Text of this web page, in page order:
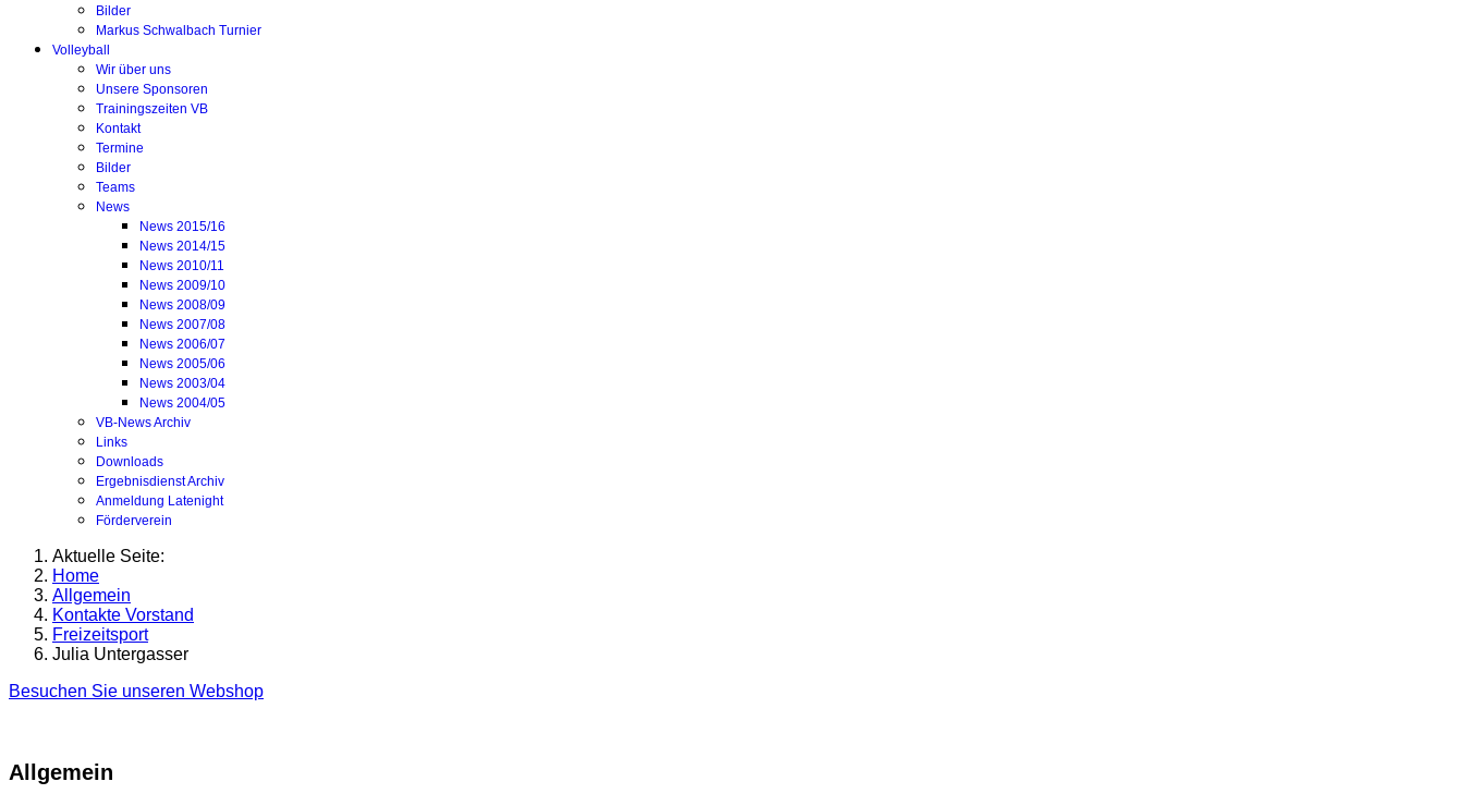
Bilder
Markus Schwalbach Turnier
Volleyball
Wir über uns
Unsere Sponsoren
Trainingszeiten VB
Kontakt
Termine
Bilder
Teams
News
News 2015/16
News 2014/15
News 2010/11
News 2009/10
News 2008/09
News 2007/08
News 2006/07
News 2005/06
News 2003/04
News 2004/05
VB-News Archiv
Links
Downloads
Ergebnisdienst Archiv
Anmeldung Latenight
Förderverein
Aktuelle Seite:
Home
Allgemein
Kontakte Vorstand
Freizeitsport
Julia Untergasser
Besuchen Sie unseren Webshop
Allgemein